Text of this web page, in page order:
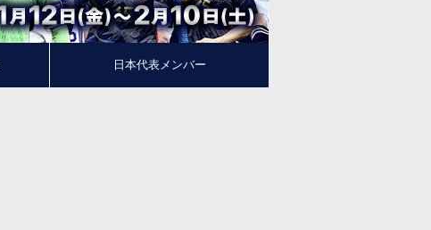
日本代表メンバー